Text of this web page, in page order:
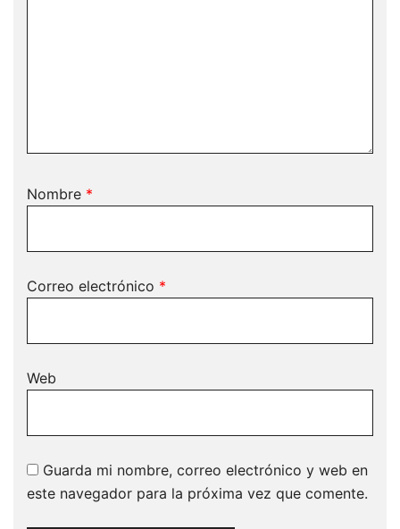
Nombre *
Correo electrónico *
Web
Guarda mi nombre, correo electrónico y web en
este navegador para la próxima vez que comente.